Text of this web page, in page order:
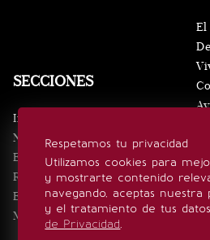
Respetamos tu privacidad
Utilizamos cookies para
y mostrarte contenido
navegando, aceptas nuestra
y el tratamiento de tus
de Privacidad.
SECCIONES
Inicio
Noticias
Eventos
Realeza
Estilo de vida
Minuto x Minuto
El